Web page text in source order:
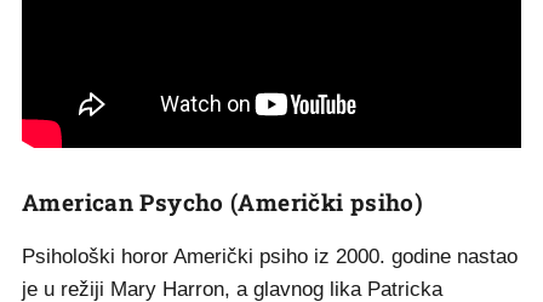
American Psycho (Američki psiho)
Psihološki horor Američki psiho iz 2000. godine nastao
je u režiji Mary Harron, a glavnog lika Patricka